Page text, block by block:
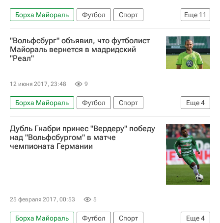
Еще 11
Борха Майораль Футбол
Спорт
товарищеские матчи
Major League Soccer 2025
Реал Мадрид
Джовани дос Сантос
Бастиан Швайнштайгер
"Вольфсбург" объявил, что футболист
Майораль вернется в мадридский
"Реал"
12 июня 2017, 23:48 9
Еще4
Борха Майораль Футбол
Спорт
Чемпионат Испании по футболу
Бундеслига
Реал Мадрид
Вольфсбург
Дубль Гнабри принес "Вердеру" победу
над "Вольфсбургом" в матче
чемпионата Германии
25 февраля 2017, 00:53 5
Еще4
Борха Майораль Футбол
Спорт